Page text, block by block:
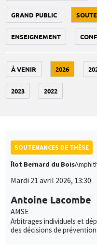
GRAND PUBLIC
ENSEIGNEMENT
À VENIR 2026
2023 2022
SOUTENANCES DE THÈSE
Îlot Bernard du Bois
Mardi 21 avril 2026, 13:30
Antoine Lacombe
AMSE
Arbitrages individuels et
des décisions de